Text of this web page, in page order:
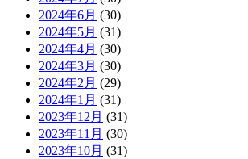
2024年6月 (30)
2024年5月 (31)
2024年4月 (30)
2024年3月 (30)
2024年2月 (29)
2024年1月 (31)
2023年12月 (31)
2023年11月 (30)
2023年10月 (31)